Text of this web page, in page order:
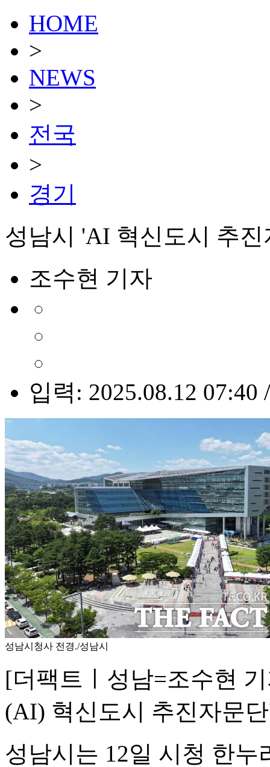
HOME
>
NEWS
>
전국
>
경기
성남시 'AI 혁신도시 추
조수현 기자
입력: 2025.08.12 07:40
성남시청사 전경./성남시
[더팩트ㅣ성남=조수현
(AI) 혁신도시 추진자문
성남시는 12일 시청 한